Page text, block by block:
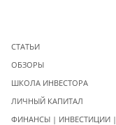
СТАТЬИ
ОБЗОРЫ
ШКОЛА ИНВЕСТОРА
ЛИЧНЫЙ КАПИТАЛ
ФИНАНСЫ | ИНВЕСТИЦИИ |